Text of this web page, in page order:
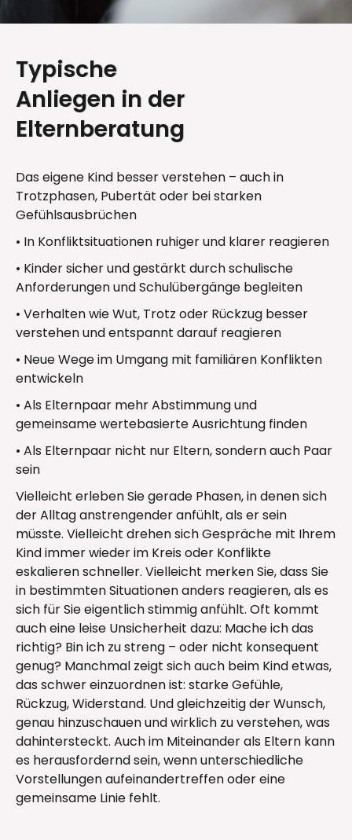
Typische
Anliegen in der
Elternberatung
Das eigene Kind besser verstehen – auch in
Trotzphasen, Pubertät oder bei starken
Gefühlsausbrüchen
• In Konfliktsituationen ruhiger und klarer reagieren
• Kinder sicher und gestärkt durch schulische
Anforderungen und Schulübergänge begleiten
• Verhalten wie Wut, Trotz oder Rückzug besser
verstehen und entspannt darauf reagieren
• Neue Wege im Umgang mit familiären Konflikten
entwickeln
• Als Elternpaar mehr Abstimmung und
gemeinsame wertebasierte Ausrichtung finden
• Als Elternpaar nicht nur Eltern, sondern auch Paar
sein
Vielleicht erleben Sie gerade Phasen, in denen sich
der Alltag anstrengender anfühlt, als er sein
müsste. Vielleicht drehen sich Gespräche mit Ihrem
Kind immer wieder im Kreis oder Konflikte
eskalieren schneller. Vielleicht merken Sie, dass Sie
in bestimmten Situationen anders reagieren, als es
sich für Sie eigentlich stimmig anfühlt. Oft kommt
auch eine leise Unsicherheit dazu: Mache ich das
richtig? Bin ich zu streng – oder nicht konsequent
genug? Manchmal zeigt sich auch beim Kind etwas,
das schwer einzuordnen ist: starke Gefühle,
Rückzug, Widerstand. Und gleichzeitig der Wunsch,
genau hinzuschauen und wirklich zu verstehen, was
dahintersteckt. Auch im Miteinander als Eltern kann
es herausfordernd sein, wenn unterschiedliche
Vorstellungen aufeinandertreffen oder eine
gemeinsame Linie fehlt.